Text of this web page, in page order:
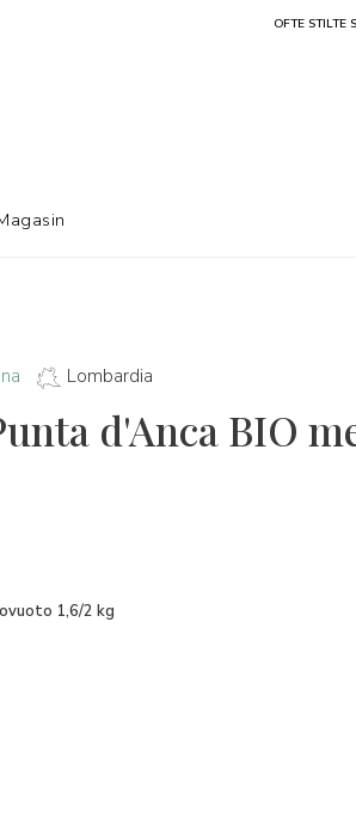
Lombardia
d'Anca BIO
1,6/2 kg
OFTE STILTE